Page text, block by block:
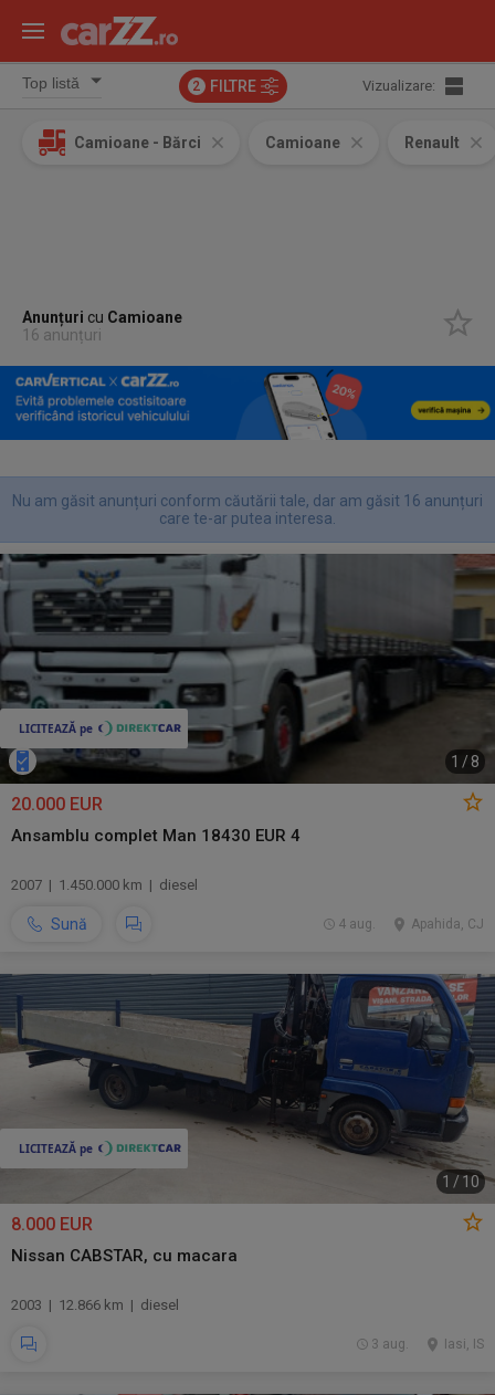
2 FILTRE Vizualizare:
Camioane - Bărci Camioane Renault
Anunțuri cu Camioane
16 anunțuri
Nu am găsit anunțuri conform căutării tale, dar am găsit 16 anunțuri
care te-ar putea interesa.
1 / 8
20.000 EUR
Ansamblu complet Man 18430 EUR 4
2007 | 1.450.000 km | diesel
Sună Apahida, CJ
4 aug.
1 / 10
8.000 EUR
Nissan CABSTAR, cu macara
2003 | 12.866 km | diesel
Iasi, IS
3 aug.